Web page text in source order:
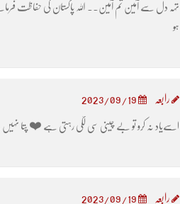
تہہ دل سے آمین ثم آمین۔۔ اللہ پاکستان کی حفاظت
ہو
رابعہ 2023/09/19
اسےیاد نہ کرو تو بے چینی سی لگی رہتی ہے ❤️ پتا
رابعہ 2023/09/19